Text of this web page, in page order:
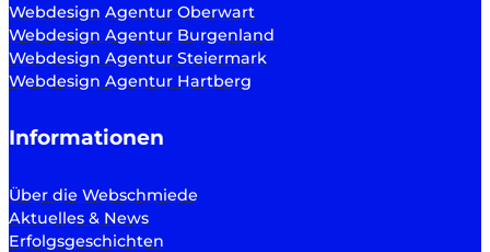
Webdesign Agentur Oberwart
Webdesign Agentur Burgenland
Webdesign Agentur Steiermark
Webdesign Agentur Hartberg
Informationen
Über die Webschmiede
Aktuelles & News
Erfolgsgeschichten